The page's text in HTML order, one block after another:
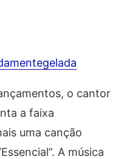
o cantor
a faixa
uma canção
A música